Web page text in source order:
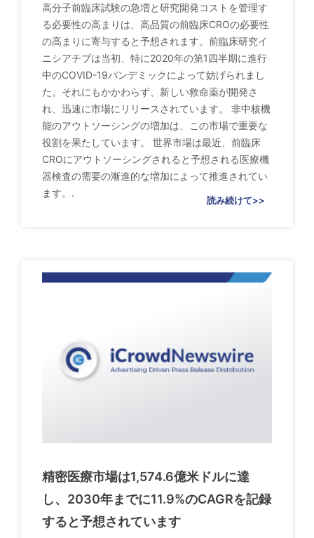
高分子前臨床試験の急増と研究開発コストを管理す
る必要性の高まりは、高品質の前臨床CROの必要性
の高まりに寄与すると予想されます。前臨床研究イ
ニシアチブは当初、特に2020年の第1四半期に進行
中のCOVID-19パンデミックによって妨げられまし
た。それにもかかわらず、新しい救命薬が開発さ
れ、迅速に市場にリリースされています。 非中核機
能のアウトソーシングの増加は、この市場で重要な
役割を果たしています。 世界市場は最近、前臨床
CROにアウトソーシングされると予想される医療機
器検査の需要の漸進的な増加によって推進されてい
ます。.
読み続けて>>
精密医療市場は1,574.6億米ドルに達
し、2030年までに11.9%のCAGRを記録
すると予想されています